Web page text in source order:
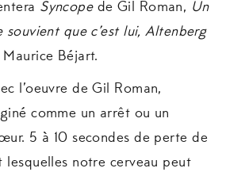
Syncopede Gil Roman, Un
souvient que c’est lui, Altenberg
Béjart.
l’oeuvre de Gil Roman,
comme un arrêt ou un
5 à 10 secondes de perte de
lesquelles notre cerveau peut